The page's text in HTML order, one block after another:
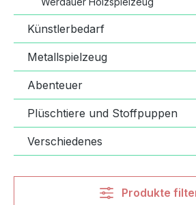
Künstlerbedarf
Metallspielzeug
Abenteuer
Plüschtiere und Stoffpuppen
Verschiedenes
Produkte